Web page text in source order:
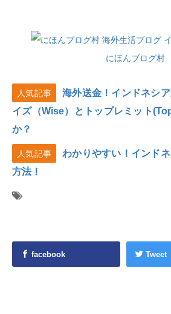
にほんブログ村
人気記事
海外送金！インドネシ
イズ（Wise）とトップレミット
か？
人気記事
わかりやすい！インド
方法！
facebook Tweet